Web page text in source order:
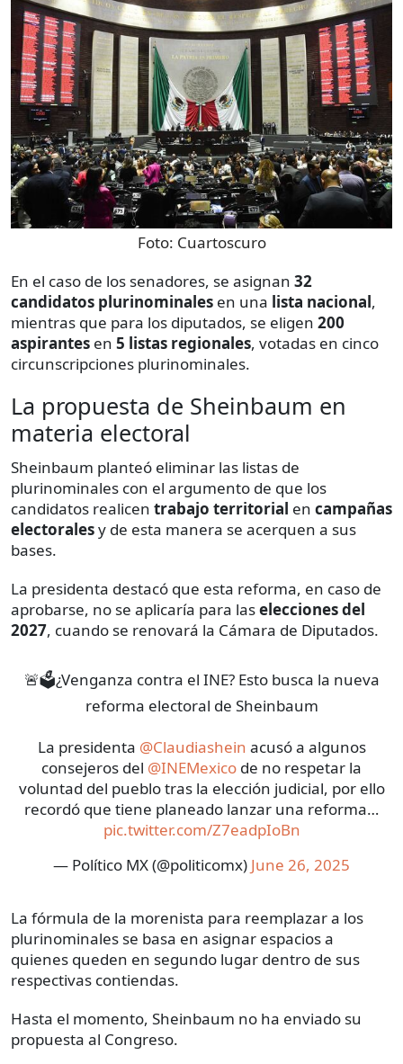
Foto: Cuartoscuro
En el caso de los senadores, se asignan 32
candidatos plurinominales en una lista nacional,
mientras que para los diputados, se eligen 200
aspirantes en 5 listas regionales, votadas en cinco
circunscripciones plurinominales.
La propuesta de Sheinbaum en
materia electoral
Sheinbaum planteó eliminar las listas de
plurinominales con el argumento de que los
candidatos realicen trabajo territorial en campañas
electoralesy de esta manera se acerquen a sus
bases.
La presidenta destacó que esta reforma, en caso de
aprobarse, no se aplicaría para laselecciones del
2027, cuando se renovará la Cámara de Diputados.
🚨🗳️¿Venganza contra el INE? Esto busca la nueva
reforma electoral de Sheinbaum
La presidenta @Claudiashein acusó a algunos
consejeros del @INEMexico de no respetar la
voluntad del pueblo tras la elección judicial, por ello
recordó que tiene planeado lanzar una reforma…
pic.twitter.com/Z7eadpIoBn
— Político MX (@politicomx) June 26, 2025
La fórmula de la morenista para reemplazar a los
plurinominales se basa en asignar espacios a
quienes queden en segundo lugar dentro de sus
respectivas contiendas.
Hasta el momento, Sheinbaum no ha enviado su
propuesta al Congreso.